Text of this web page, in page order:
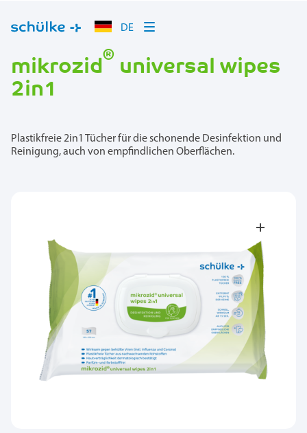
DE
mikrozid® universal wipes
2in1
Plastikfreie 2in1 Tücher für die schonende Desinfektion und
Reinigung, auch von empfindlichen Oberflächen.